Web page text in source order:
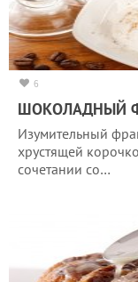
6
ШОКОЛАДНЫЙ
Изумительный
хрустящей
сочетании со…